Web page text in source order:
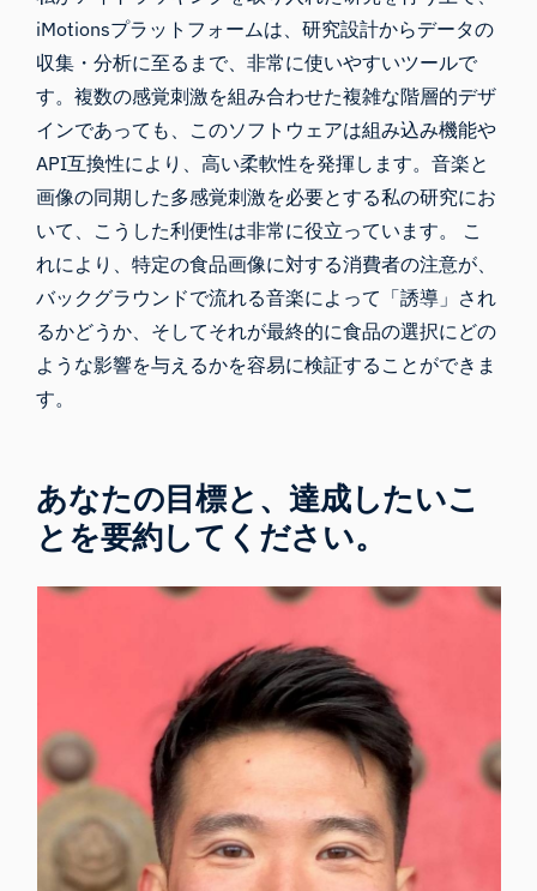
iMotionsプラットフォームは、研究設計からデータの
収集・分析に至るまで、非常に使いやすいツールで
す。複数の感覚刺激を組み合わせた複雑な階層的デザ
インであっても、このソフトウェアは組み込み機能や
API互換性により、高い柔軟性を発揮します。音楽と
画像の同期した多感覚刺激を必要とする私の研究にお
いて、こうした利便性は非常に役立っています。 こ
れにより、特定の食品画像に対する消費者の注意が、
バックグラウンドで流れる音楽によって「誘導」され
るかどうか、そしてそれが最終的に食品の選択にどの
ような影響を与えるかを容易に検証することができま
す。
あなたの目標と、達成したいこ
とを要約してください。